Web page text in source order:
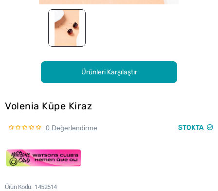
Ürünleri Karşılaştır
Volenia Küpe Kiraz
0 Değerlendirme STOKTA
Ürün Kodu 1452514